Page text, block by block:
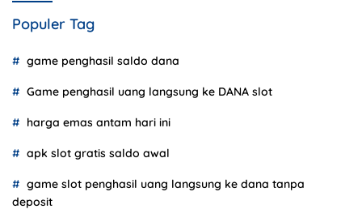
Populer Tag
game penghasil saldo dana
Game penghasil uang langsung ke DANA slot
harga emas antam hari ini
apk slot gratis saldo awal
game slot penghasil uang langsung ke dana tanpa
deposit